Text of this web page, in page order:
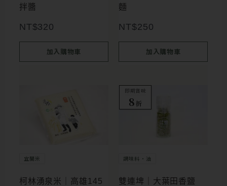
拌醬
NT$320
加入購物車
麵
NT$250
加入購物車
宜蘭米
柯林湧泉米｜高雄145
即期賞味
8 折
調味料・油
雙連埤｜大葉田香鹽